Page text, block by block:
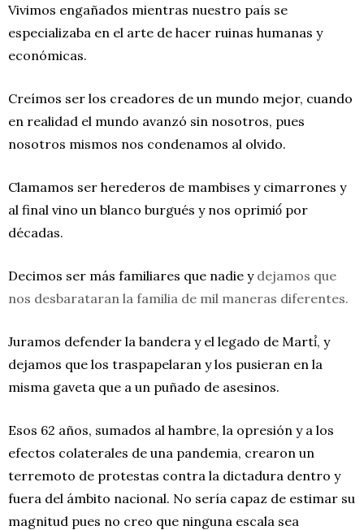
Vivimos engañados mientras nuestro país se
especializaba en el arte de hacer ruinas humanas y
económicas.
Creímos ser los creadores de un mundo mejor, cuando
en realidad el mundo avanzó sin nosotros, pues
nosotros mismos nos condenamos al olvido.
Clamamos ser herederos de mambises y cimarrones y
al final vino un blanco burgués y nos oprimió́ por
décadas.
Decimos ser más familiares que nadie y dejamos que
nos desbarataran la familia de mil maneras diferentes.
Juramos defender la bandera y el legado de Martí́, y
dejamos que los traspapelaran y los pusieran en la
misma gaveta que a un puñado de asesinos.
Esos 62 años, sumados al hambre, la opresión y a los
efectos colaterales de una pandemia, crearon un
terremoto de protestas contra la dictadura dentro y
fuera del ámbito nacional. No sería capaz de estimar su
magnitud pues no creo que ninguna escala sea